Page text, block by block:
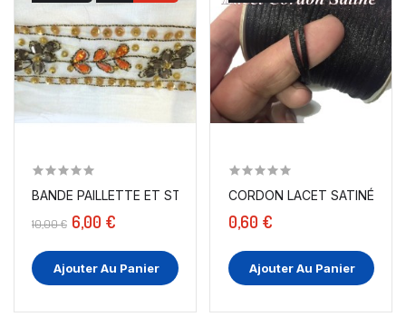
BANDE PAILLETTE ET STRASS SUR RÉSILLE
10,00 € 6,00 €
Ajouter Au Panier
CORDON LACET SATINÉ EN
0,60 €
Ajouter Au Panier